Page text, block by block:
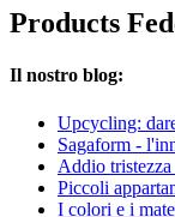
Products
Il nostro blog:
Upcycling:
Sagaform -
Addio
Piccoli
I colori e i